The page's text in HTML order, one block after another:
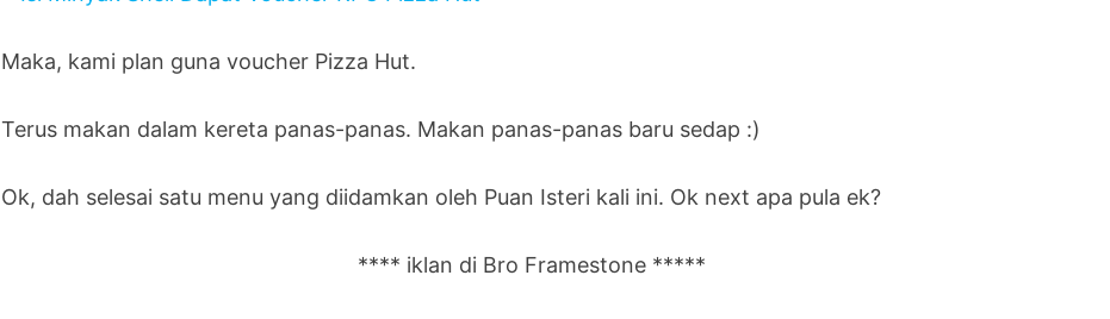
Maka, kami plan guna voucher Pizza Hut.
Terus makan dalam kereta panas-panas. Makan panas-panas baru sedap :)
Ok, dah selesai satu menu yang diidamkan oleh Puan Isteri kali ini. Ok next apa pula ek?
**** iklan di Bro Framestone *****